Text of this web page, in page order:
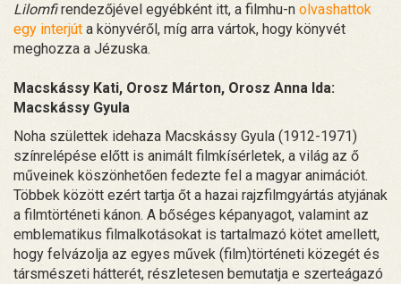
Lilomfirendezőjével egyébként itt, a filmhu-n olvashattok
egy interjút a könyvéről, míg arra vártok, hogy könyvét
meghozza a Jézuska.
Macskássy Kati, Orosz Márton, Orosz Anna Ida:
Macskássy Gyula
Noha születtek idehaza Macskássy Gyula (1912-1971)
színrelépése előtt is animált filmkísérletek, a világ az ő
műveinek köszönhetően fedezte fel a magyar animációt.
Többek között ezért tartja őt a hazai rajzfilmgyártás atyjának
a filmtörténeti kánon. A bőséges képanyagot, valamint az
emblematikus filmalkotásokat is tartalmazó kötet amellett,
hogy felvázolja az egyes művek (film)történeti közegét és
társmészeti hátterét, részletesen bemutatja e szerteágazó